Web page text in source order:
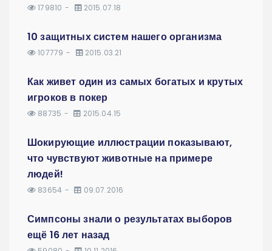
179810 2015.07.18
10 защитных систем нашего организма
107779 2015.03.21
Как живет один из самых богатых и крутых
игроков в покер
88735 2015.04.15
Шокирующие иллюстрации показывают,
что чувствуют животные на примере
людей!
83654 09.07.2016
Симпсоны знали о результатах выборов
ещё 16 лет назад